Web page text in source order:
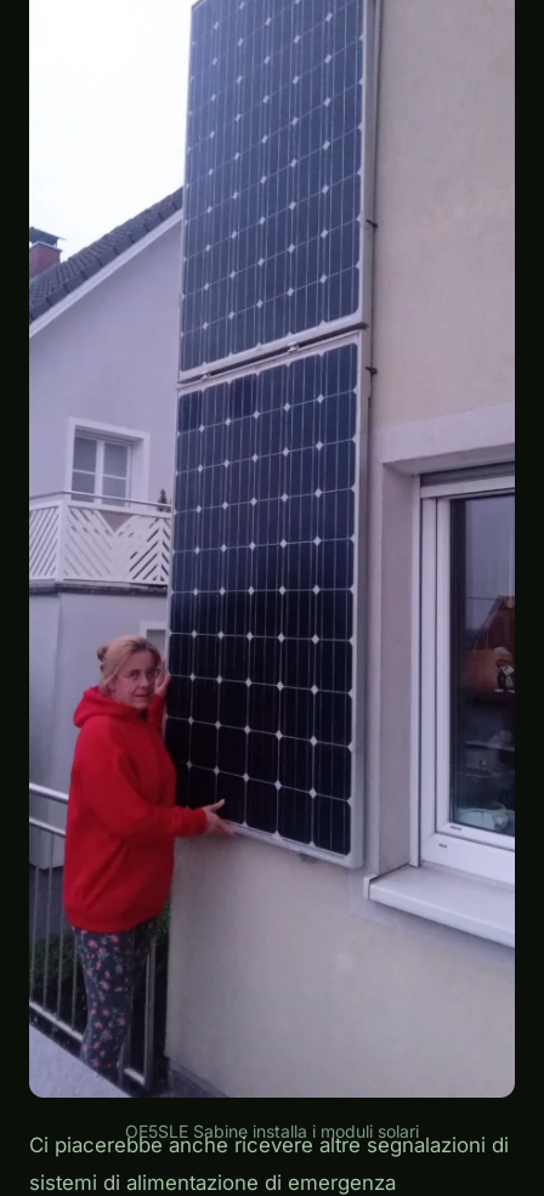
OE5SLE Sabine installa i moduli solari
Ci piacerebbe anche ricevere altre segnalazioni di
sistemi di alimentazione di emergenza